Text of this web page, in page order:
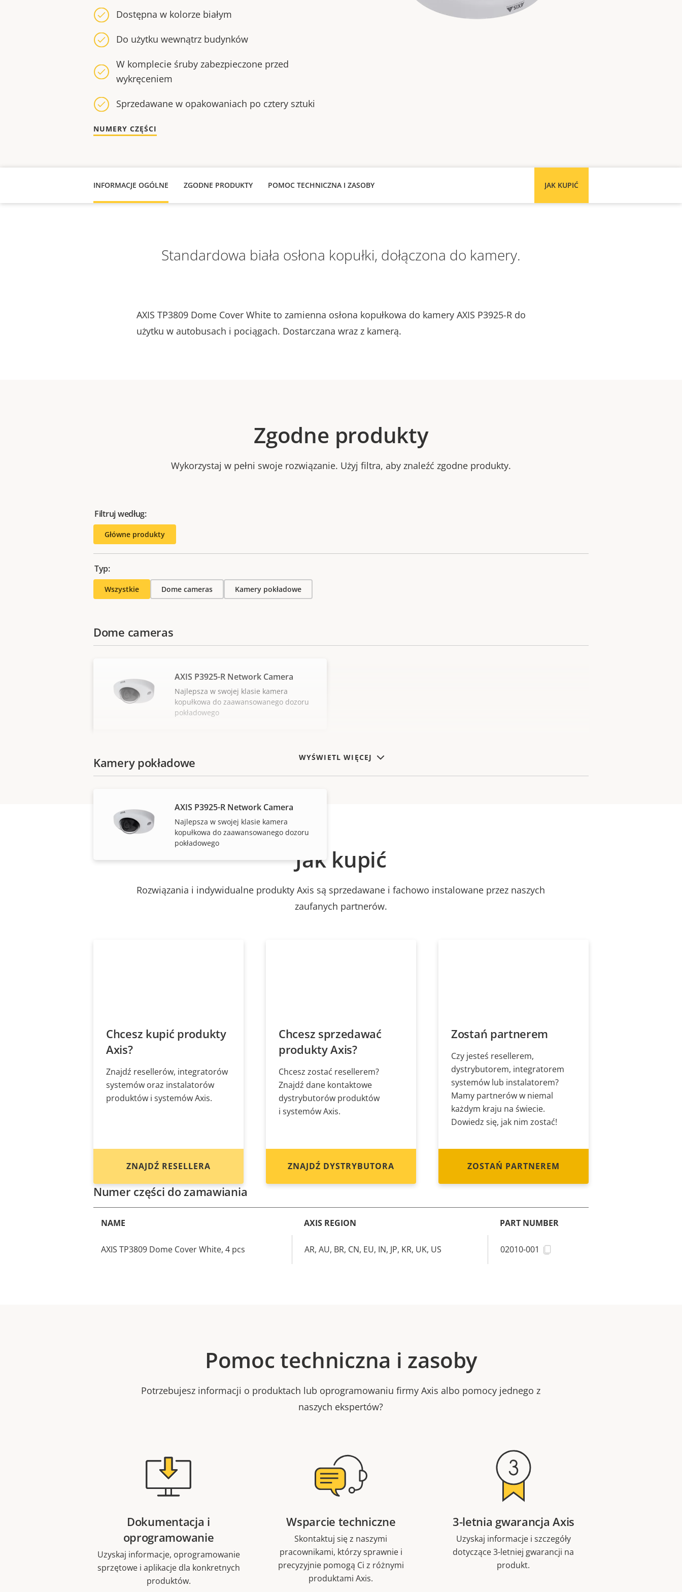
Dostępna w kolorze białym
Do użytku wewnątrz budynków
W komplecie śruby zabezpieczone przed
wykręceniem
Sprzedawane w opakowaniach po cztery sztuki
NUMERY CZĘŚCI
INFORMACJE OGÓLNE ZGODNE PRODUKTY JAK KUPIĆ
POMOC TECHNICZNA I ZASOBY
Standardowa biała osłona kopułki, dołączona do kamery.
AXIS TP3809 Dome Cover White to zamienna osłona kopułkowa do kamery AXIS P3925-R do
użytku w autobusach i pociągach. Dostarczana wraz z kamerą.
Zgodne produkty
Wykorzystaj w pełni swoje rozwiązanie. Użyj filtra, aby znaleźć zgodne produkty.
Filtruj według:
Główne produkty
Typ:
Wszystkie Dome cameras Kamery pokładowe
WYŚWIETL WIĘCEJ
Dome cameras
AXIS P3925-R Network Camera
Najlepsza w swojej klasie kamera
kopułkowa do zaawansowanego dozoru
pokładowego
Kamery pokładowe
AXIS P3925-R Network Camera
Najlepsza w swojej klasie kamera
kopułkowa do zaawansowanego dozoru
pokładowego
Jak kupić
Rozwiązania i indywidualne produkty Axis są sprzedawane i fachowo instalowane przez naszych
zaufanych partnerów.
Chcesz kupić produkty
Axis?
Znajdź resellerów, integratorów
systemów oraz instalatorów
produktów i systemów Axis.
ZNAJDŹ RESELLERA
Chcesz sprzedawać
produkty Axis?
Chcesz zostać resellerem?
Znajdź dane kontaktowe
dystrybutorów produktów
i systemów Axis.
ZNAJDŹ DYSTRYBUTORA
Zostań partnerem
Czy jesteś resellerem,
dystrybutorem, integratorem
systemów lub instalatorem?
Mamy partnerów w niemal
każdym kraju na świecie.
Dowiedz się, jak nim zostać!
ZOSTAŃ PARTNEREM
Numer części do zamawiania
NAME AXIS REGION PART NUMBER
AXIS TP3809 Dome Cover White, 4 pcs AR, AU, BR, CN, EU, IN, JP, KR, UK, US 02010-001
Pomoc techniczna i zasoby
Potrzebujesz informacji o produktach lub oprogramowaniu firmy Axis albo pomocy jednego z
naszych ekspertów?
Dokumentacja i
oprogramowanie
Uzyskaj informacje, oprogramowanie
sprzętowe i aplikacje dla konkretnych
produktów.
Wsparcie techniczne
Skontaktuj się z naszymi
pracownikami, którzy sprawnie i
precyzyjnie pomogą Ci z różnymi
produktami Axis.
3-letnia gwarancja Axis
Uzyskaj informacje i szczegóły
dotyczące 3-letniej gwarancji na
produkt.